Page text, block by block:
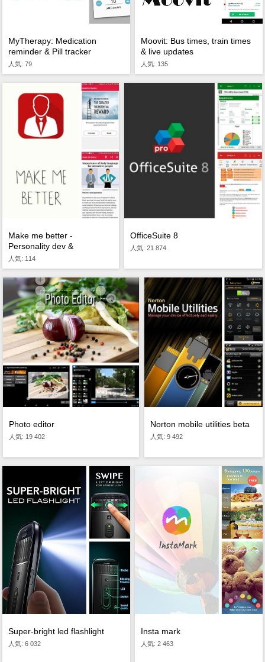
MyTherapy: Medication
reminder & Pill tracker
人気: 79
Moovit: Bus times, train times
& live updates
人気: 135
Make me better -
Personality dev &
Motivation
人気: 114
OfficeSuite 8
人気: 21 874
Photo editor
人気: 19 402
Norton mobile utilities beta
人気: 9 492
Super-bright led flashlight
人気: 6 032
Insta mark
人気: 2 463